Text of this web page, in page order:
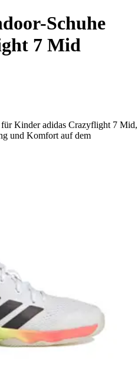
Schuhe
7 Mid
Kinder adidas Crazyflight 7 Mid,
und Komfort auf dem